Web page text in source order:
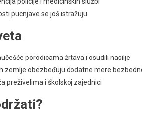
pucnjave se još istražuju
porodicama žrtava i osudili nasilje
zemlje obezbeđuju dodatne mere
preživelima i školskoj zajednici